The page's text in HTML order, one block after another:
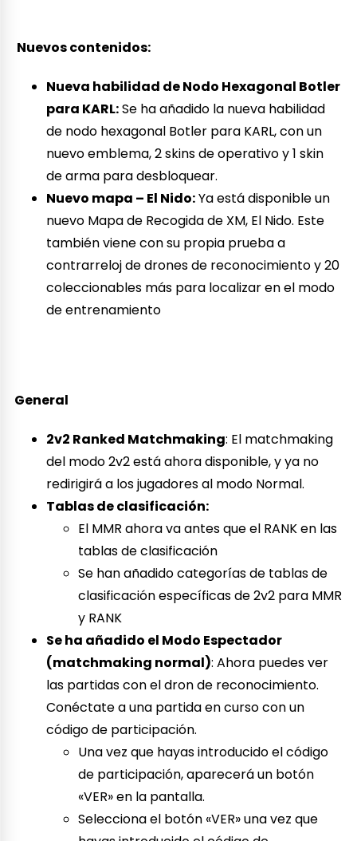
Nuevos contenidos:
Nueva habilidad de Nodo Hexagonal Botler
para KARL:Se ha añadido la nueva habilidad
de nodo hexagonal Botler para KARL, con un
nuevo emblema, 2 skins de operativo y 1 skin
de arma para desbloquear.
Nuevo mapa – El Nido:Ya está disponible un
nuevo Mapa de Recogida de XM, El Nido. Este
también viene con su propia prueba a
contrarreloj de drones de reconocimiento y 20
coleccionables más para localizar en el modo
de entrenamiento
General
2v2 Ranked Matchmaking: El matchmaking
del modo 2v2 está ahora disponible, y ya no
redirigirá a los jugadores al modo Normal.
Tablas de clasificación:
El MMR ahora va antes que el RANK en las
tablas de clasificación
Se han añadido categorías de tablas de
clasificación específicas de 2v2 para MMR
y RANK
Se ha añadido el Modo Espectador
(matchmaking normal): Ahora puedes ver
las partidas con el dron de reconocimiento.
Conéctate a una partida en curso con un
código de participación.
Una vez que hayas introducido el código
de participación, aparecerá un botón
«VER» en la pantalla.
Selecciona el botón «VER» una vez que